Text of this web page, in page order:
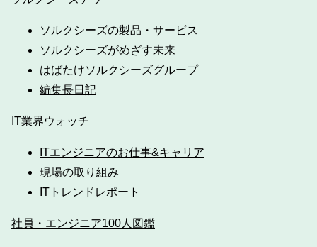
ソルクシーズの製品・サービス
ソルクシーズがめざす未来
はばたけソルクシーズグループ
編集長日記
IT業界ウォッチ
ITエンジニアのお仕事&キャリア
現場の取り組み
ITトレンドレポート
社員・エンジニア100人図鑑